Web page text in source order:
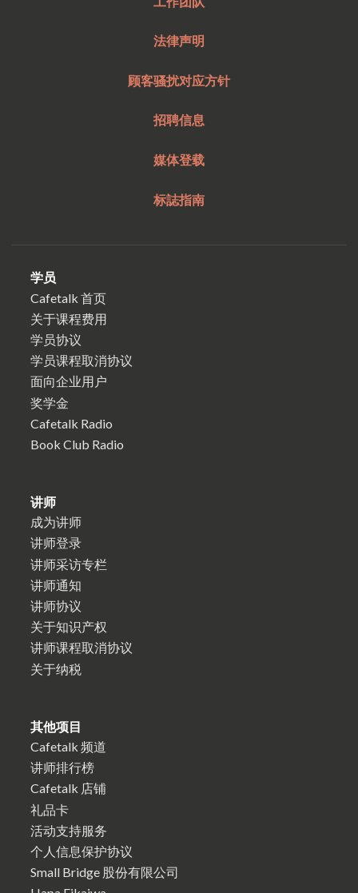
法律声明
顾客骚扰对应方针
招聘信息
媒体登载
标誌指南
学员
Cafetalk 首页
关于课程费用
学员协议
学员课程取消协议
面向企业用户
奖学金
Cafetalk Radio
Book Club Radio
讲师
成为讲师
讲师登录
讲师采访专栏
讲师通知
讲师协议
关于知识产权
讲师课程取消协议
关于纳税
其他项目
Cafetalk 频道
讲师排行榜
Cafetalk 店铺
礼品卡
活动支持服务
个人信息保护协议
Small Bridge 股份有限公司